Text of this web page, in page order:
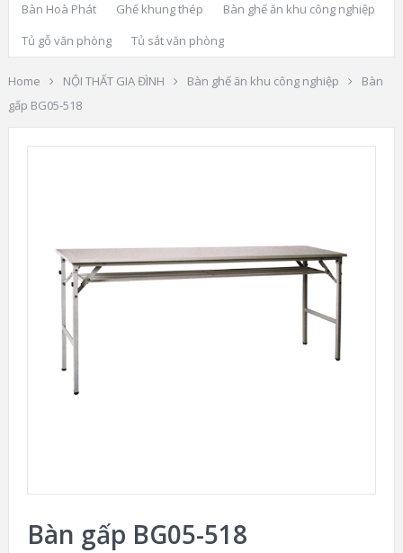
Bàn Hoà Phát
Ghế khung thép
Bàn ghế ăn khu công nghiệp
Tủ gỗ văn phòng
Tủ sắt văn phòng
Home NỘI THẤT GIA ĐÌNH Bàn ghế ăn khu công nghiệp
Bàn
gấp BG05-518
Bàn gấp BG05-518